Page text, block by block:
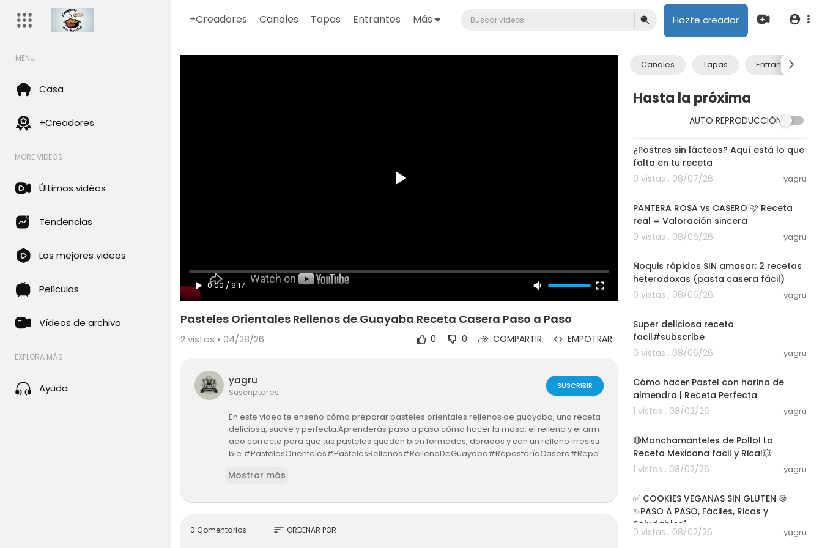
+Creadores Canales Tapas Entrantes Más Hazte creador
MENU
Casa
+Creadores
MORE VIDEOS
Últimos vidéos
Tendencias
Los mejores videos
Películas
Vídeos de archivo
EXPLORA MÁS
Ayuda
0:00 /9:17
Canales Tapas Entrantes
Hasta la próxima
AUTO REPRODUCCIÓN
08:40
¿Postres sin lácteos? Aquí está lo que
falta en tu receta
0 vistas . 08/07/26
yagru
PANTERA ROSA vs CASERO 🩷 Receta
real = Valoración sincera
0 vistas . 08/06/26
yagru
Ñoquis rápidos SIN amasar: 2 recetas
heterodoxas (pasta casera fácil)
0 vistas . 08/06/26
yagru
Super deliciosa receta
facil#subscribe
0 vistas . 08/06/26
yagru
Cómo hacer Pastel con harina de
almendra | Receta Perfecta
1 vistas . 08/02/26
yagru
🔴Manchamanteles de Pollo! La
Receta Mexicana facil y Rica!💥
1 vistas . 08/02/26
yagru
✅ COOKIES VEGANAS SIN GLUTEN 🍪
✨PASO A PASO, Fáciles, Ricas y
Saludables"
0 vistas . 08/02/26 yagru
Pasteles Orientales Rellenos de Guayaba Receta Casera Paso a Paso
2vistas • 04/28/26 0 0 COMPARTIR EMPOTRAR
yagru
Suscriptores
SUSCRIBIR
En este video te enseño cómo preparar pasteles orientales rellenos de guayaba, una receta
deliciosa, suave y perfecta.Aprenderás paso a paso cómo hacer la masa, el relleno y el arm
ado correcto para que tus pasteles queden bien formados, dorados y con un relleno irresisti
ble.#PastelesOrientales#PastelesRellenos#RellenoDeGuayaba#ReposteríaCasera#Repo
#Repostería
Mostrar más
0 Comentarios sort ORDENAR POR